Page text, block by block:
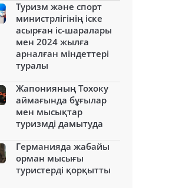
Туризм және спорт
министрлігінің іске
асырған іс-шаралары
мен 2024 жылға
арналған міндеттері
туралы
Жапонияның Тохоку
аймағында бұғылар
мен мысықтар
туризмді дамытуда
Германияда жабайы
орман мысығы
туристерді қорқытты